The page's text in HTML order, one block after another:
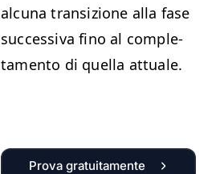
alcu­na tran­sizione alla fase
suc­ces­si­va fino al com­ple­
ta­men­to di quel­la attuale.
Prova gratuitamente